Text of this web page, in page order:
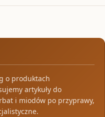
o produktach
artykuły do
i miodów po przyprawy,